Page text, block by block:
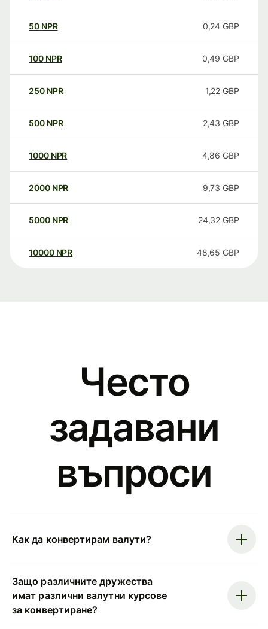
50 NPR 0,24 GBP
100 NPR 0,49 GBP
250 NPR 1,22 GBP
500 NPR 2,43 GBP
1000 NPR 4,86 GBP
2000 NPR 9,73 GBP
5000 NPR 24,32 GBP
10000 NPR 48,65 GBP
Често
задавани
въпроси
Как да конвертирам валути?
Защо различните дружества
имат различни валутни курсове
за конвертиране?